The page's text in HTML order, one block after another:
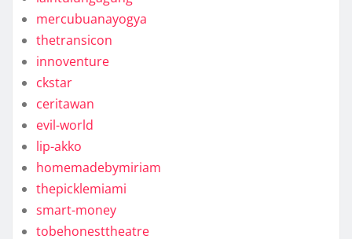
mercubuanayogya
thetransicon
innoventure
ckstar
ceritawan
evil-world
lip-akko
homemadebymiriam
thepicklemiami
smart-money
tobehonesttheatre